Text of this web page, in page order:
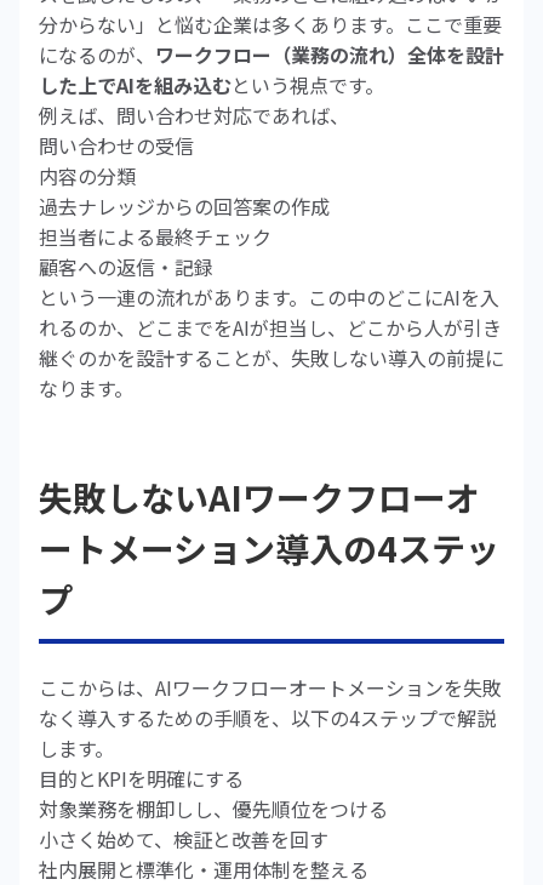
分からない」と悩む企業は多くあります。ここで重要
になるのが、 ワークフロー（業務の流れ）全体を設計
した上でAIを組み込むという視点です。
例えば、問い合わせ対応であれば、
問い合わせの受信
内容の分類
過去ナレッジからの回答案の作成
担当者による最終チェック
顧客への返信・記録
という一連の流れがあります。この中のどこにAIを入
れるのか、どこまでをAIが担当し、どこから人が引き
継ぐのかを設計することが、失敗しない導入の前提に
なります。
失敗しないAIワークフローオ
ートメーション導入の4ステッ
プ
ここからは、AIワークフローオートメーションを失敗
なく導入するための手順を、以下の4ステップで解説
します。
目的とKPIを明確にする
対象業務を棚卸しし、優先順位をつける
小さく始めて、検証と改善を回す
社内展開と標準化・運用体制を整える